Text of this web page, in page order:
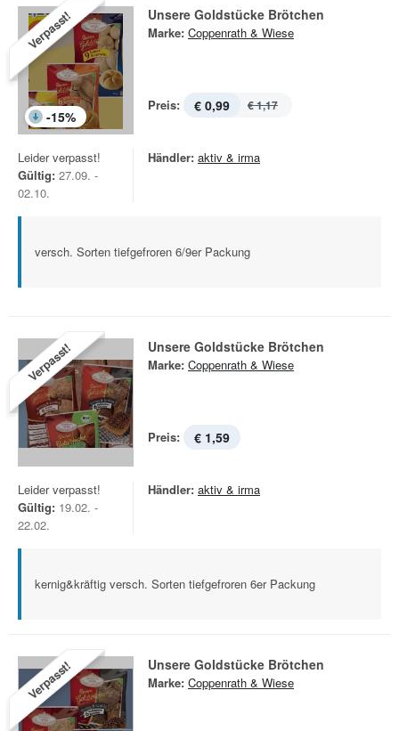
Verpasst!
-15%
Unsere Goldstücke Brötchen
Marke: Coppenrath & Wiese
Preis: € 0,99 € 1,17
Leider verpasst!
Gültig: 27.09. -
02.10.
Händler: aktiv & irma
versch. Sorten tiefgefroren 6/9er Packung
Verpasst! Unsere Goldstücke Brötchen
Marke: Coppenrath & Wiese
Preis: € 1,59
Leider verpasst!
Gültig: 19.02. -
22.02.
Händler: aktiv & irma
kernig&kräftig versch. Sorten tiefgefroren 6er Packung
Verpasst! Unsere Goldstücke Brötchen
Marke: Coppenrath & Wiese